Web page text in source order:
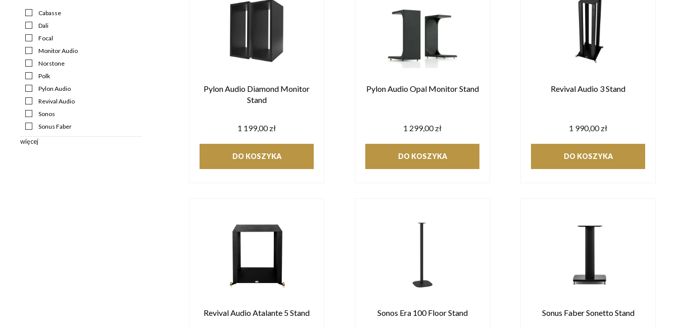
Cabasse
Dali
Focal
Monitor Audio
Norstone
Polk
Pylon Audio
Revival Audio
Sonos
Sonus Faber
więcej
Pylon Audio Diamond Monitor
Stand
1 199,00 zł
DO KOSZYKA
Pylon Audio Opal Monitor Stand
1 299,00 zł
DO KOSZYKA
Revival Audio 3 Stand
1 990,00 zł
DO KOSZYKA
Revival Audio Atalante 5 Stand Sonos Era 100 Floor Stand Sonus Faber Sonetto Stand